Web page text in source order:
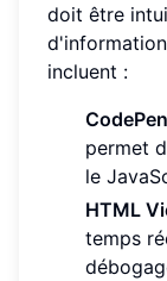
doit être
incluent :
permet
le
HTML
temps